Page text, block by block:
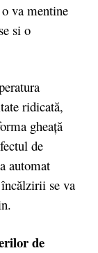
va mentine
si o
ridicată,
gheaţă
de
automat
se va
de